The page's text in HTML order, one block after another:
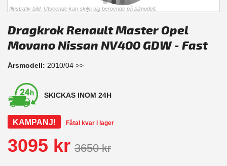
Illustrativ bild. Utseende kan skilja sig beroende på bilmodell.
Dragkrok Renault Master Opel
Movano Nissan NV400 GDW - Fast
Årsmodell: 2010/04 >>
SKICKAS INOM 24H
KAMPANJ! Fåtal kvar i lager
3095 kr 3650 kr